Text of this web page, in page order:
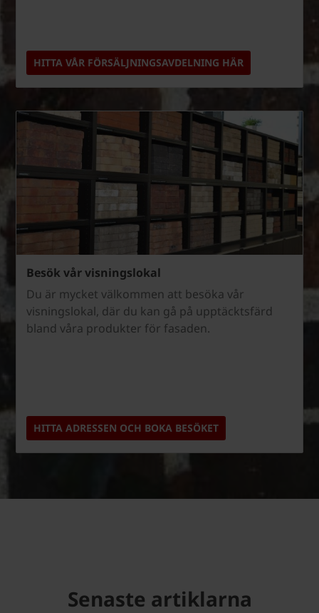
HITTA VÅR FÖRSÄLJNINGSAVDELNING HÄR
Besök vår visningslokal
Du är mycket välkommen att besöka vår
visningslokal, där du kan gå på upptäcktsfärd
bland våra produkter för fasaden.
HITTA ADRESSEN OCH BOKA BESÖKET
Senaste artiklarna